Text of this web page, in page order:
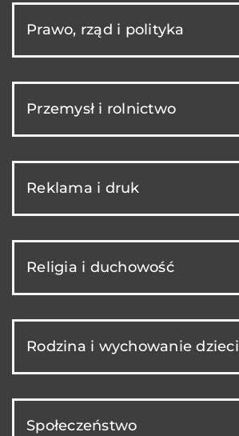
Prawo, rząd i polityka
Przemysł i rolnictwo
Reklama i druk
Religia i duchowość
Rodzina i wychowanie dzieci
Społeczeństwo